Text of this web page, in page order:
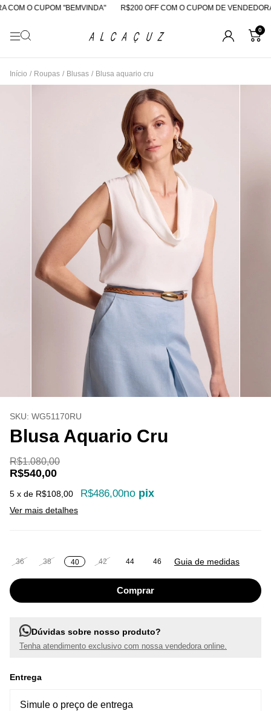
O CUPOM "BEMVINDA" R$200 OFF COM O CUPOM DE VENDEDORA
0
Início / Roupas / Blusas / Blusa aquario cru
SKU: WG51170RU
Blusa Aquario Cru
R$1.080,00
R$540,00
5 x de R$108,00 R$486,00no pix
Ver mais detalhes
36 38 40 42 44 46 Guia de medidas
Dúvidas sobre nosso produto?
Tenha atendimento exclusivo com nossa vendedora online.
Entrega
Entregas para o CEP:
Simule o preço de entrega